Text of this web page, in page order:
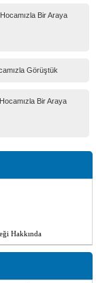
Bir Araya
Görüştük
Bir Araya
Hakkında